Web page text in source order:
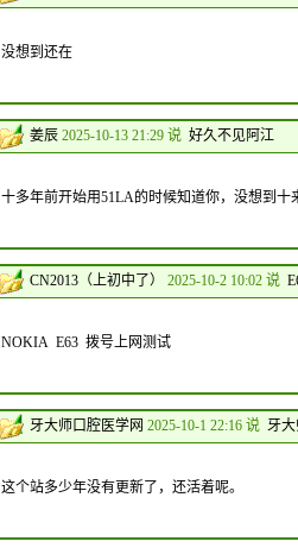
没想到还在
姜辰 2025-10-13 21:29 说 好久不见阿江
十多年前开始用51LA的时候知道你，没想到十
CN2013（上初中了） 2025-10-2 10:02 说
NOKIA E63 拨号上网测试
牙大师口腔医学网 2025-10-1 22:16 说 牙
这个站多少年没有更新了，还活着呢。